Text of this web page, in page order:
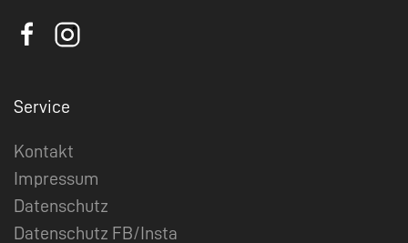
Service
Kontakt
Impressum
Datenschutz
Datenschutz FB/Insta